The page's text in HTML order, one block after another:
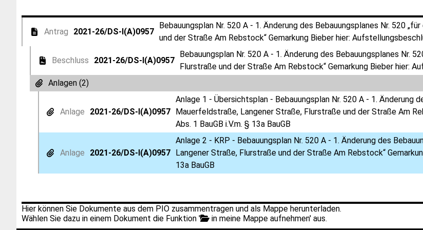
Antrag 2021-26/DS-I(A)0957
Bebauungsplan Nr. 520 A - 1. Änderung des Bebauungsplanes Nr. 520
und der Straße Am Rebstock“ Gemarkung Bieber hier:
Beschluss 2021-26/DS-I(A)0957
Bebauungsplan Nr. 520 A - 1. Änderung des Bebauungsplanes Nr.
Flurstraße und der Straße Am Rebstock“ Gemarkung Bieber hier:
Anlagen (2)
Anlage 2021-26/DS-I(A)0957
Anlage 1 - Übersichtsplan - Bebauungsplan Nr. 520 A - 1. Änderung
Mauerfeldstraße, Langener Straße, Flurstraße und der Straße Am
Abs. 1 BauGB i.V.m. § 13a BauGB
Anlage 2021-26/DS-I(A)0957
Anlage 2 - KRP - Bebauungsplan Nr. 520 A - 1. Änderung des
Langener Straße, Flurstraße und der Straße Am Rebstock“
13a BauGB
Hier können Sie Dokumente aus dem PIO zusammentragen und als Mappe herunterladen.
Wählen Sie dazu in einem Dokument die Funktion '
in meine Mappe aufnehmen' aus.